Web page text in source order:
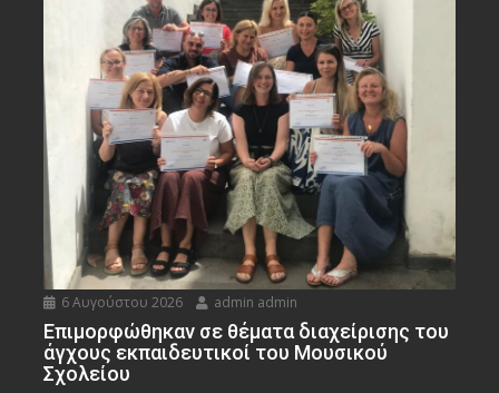
6 Αυγούστου 2026 admin admin
Eπιμορφώθηκαν σε θέματα διαχείρισης του
άγχους εκπαιδευτικοί του Μουσικού
Σχολείου